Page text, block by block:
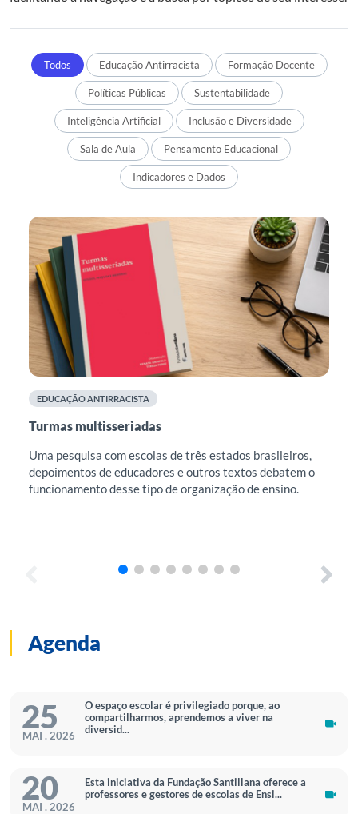
Todos Educação Antirracista Formação Docente
Políticas Públicas Sustentabilidade
Inteligência Artificial Inclusão e Diversidade
Sala de Aula Pensamento Educacional
Indicadores e Dados
EDUCAÇÃO ANTIRRACISTA
Turmas multisseriadas
Uma pesquisa com escolas de três estados brasileiros,
depoimentos de educadores e outros textos debatem o
funcionamento desse tipo de organização de ensino.
Agenda
25
MAI . 2026
O espaço escolar é privilegiado porque, ao
compartilharmos, aprendemos a viver na
diversid...
20
MAI . 2026
Esta iniciativa da Fundação Santillana oferece a
professores e gestores de escolas de Ensi...